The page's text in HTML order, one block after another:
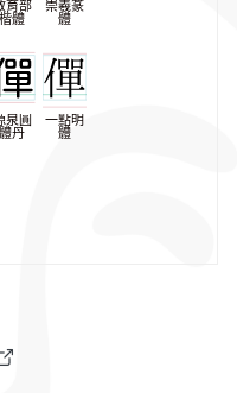
育部
楷體
崇羲篆
體
泉圓
體丹
一點明
體